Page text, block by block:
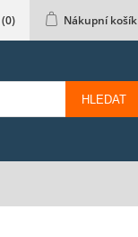
(0) Nákupní košík
HLEDAT